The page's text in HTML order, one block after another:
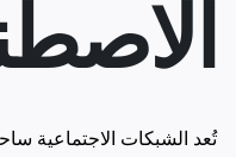
تُعد الشبكات الاجتماعية